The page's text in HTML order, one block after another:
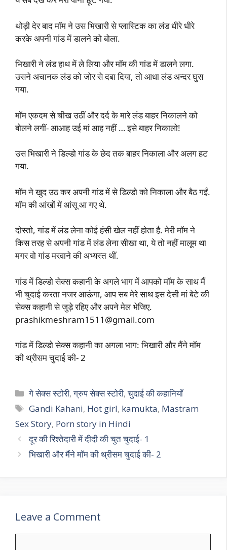
थोड़ी देर बाद मॉम ने उस भिखारी से प्लास्टिक का लंड धीरे धीरे
करके अपनी गांड में डालने को बोला.
भिखारी ने लंड हाथ में ले लिया और मॉम की गांड में डालने लगा.
उसने अचानक लंड को जोर से दबा दिया, तो आधा लंड अन्दर घुस
गया.
मॉम एकदम से चीख उठीं और दर्द के मारे लंड बाहर निकालने को
बोलने लगीं- आआह उई मां आह नहीं … इसे बाहर निकालो!
उस भिखारी ने डिल्डो गांड के छेद तक बाहर निकाला और अलग हट
गया.
मॉम ने खुद उठ कर अपनी गांड में से डिल्डो को निकाला और बैठ गईं.
मॉम की आंखों में आंसू आ गए थे.
दोस्तो, गांड में लंड लेना कोई हंसी खेल नहीं होता है. मेरी मॉम ने
किस तरह से अपनी गांड में लंड लेना सीखा था, ये तो नहीं मालूम था
मगर वो गांड मरवाने की अभ्यस्त थीं.
गांड में डिल्डो सेक्स कहानी के अगले भाग में आपको मॉम के साथ मैं
भी चुदाई करता नजर आऊंगा, आप सब मेरे साथ इस देसी मां बेटे की
सेक्स कहानी से जुड़े रहिए और अपने मेल भेजिए.
prashikmeshram1511@gmail.com
गांड में डिल्डो सेक्स कहानी का अगला भाग: भिखारी और मैंने मॉम
की थ्रीसम चुदाई की- 2
Categories
गे सेक्स स्टोरी,ग्रुप सेक्स स्टोरी,चुदाई की कहानियाँ
Tags
Gandi Kahani, Hot girl, kamukta, Mastram
Sex Story, Porn story in Hindi
दूर की रिश्तेदारी में दीदी की चुत चुदाई- 1
भिखारी और मैंने मॉम की थ्रीसम चुदाई की- 2
Leave a Comment